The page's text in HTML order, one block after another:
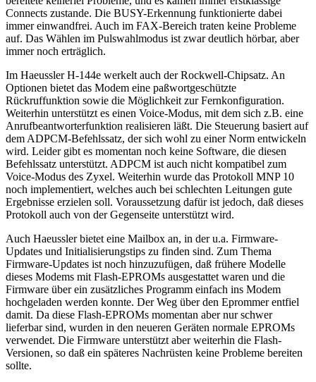
Connects zustande. Die BUSY-Erkennung funktionierte dabei
immer einwandfrei. Auch im FAX-Bereich traten keine Probleme
auf. Das Wählen im Pulswahlmodus ist zwar deutlich hörbar, aber
immer noch erträglich.
Im Haeussler H-144e werkelt auch der Rockwell-Chipsatz. An
Optionen bietet das Modem eine paßwortgeschützte
Rückruffunktion sowie die Möglichkeit zur Fernkonfiguration.
Weiterhin unterstützt es einen Voice-Modus, mit dem sich z.B. eine
Anrufbeantworterfunktion realisieren läßt. Die Steuerung basiert auf
dem ADPCM-Befehlssatz, der sich wohl zu einer Norm entwickeln
wird. Leider gibt es momentan noch keine Software, die diesen
Befehlssatz unterstützt. ADPCM ist auch nicht kompatibel zum
Voice-Modus des Zyxel. Weiterhin wurde das Protokoll MNP 10
noch implementiert, welches auch bei schlechten Leitungen gute
Ergebnisse erzielen soll. Voraussetzung dafür ist jedoch, daß dieses
Protokoll auch von der Gegenseite unterstützt wird.
Auch Haeussler bietet eine Mailbox an, in der u.a. Firmware-
Updates und Initialisierungstips zu finden sind. Zum Thema
Firmware-Updates ist noch hinzuzufügen, daß frühere Modelle
dieses Modems mit Flash-EPROMs ausgestattet waren und die
Firmware über ein zusätzliches Programm einfach ins Modem
hochgeladen werden konnte. Der Weg über den Eprommer entfiel
damit. Da diese Flash-EPROMs momentan aber nur schwer
lieferbar sind, wurden in den neueren Geräten normale EPROMs
verwendet. Die Firmware unterstützt aber weiterhin die Flash-
Versionen, so daß ein späteres Nachrüsten keine Probleme bereiten
sollte.